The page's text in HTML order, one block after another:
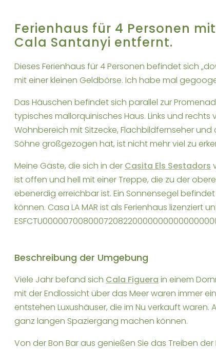
Ferienhaus für 4 Personen
Cala Santanyi entfernt.
Dieses Ferienhaus für 4 Personen befindet sich
mit einer kleinen Geldbörse. Ich habe mal
Das Häuschen befindet sich parallel zur
typisches mallorquinisches Haus. Links und
Wohnbereich mit Sitzecke, Flachbildfernseher
Söhne großgezogen hat, ist nicht mehr viel zu
Meine Gäste, die sich in der Casita Els Sestadors
ist offen und hell mit einer Treppe, die zu der
ebenerdig erreichbar ist. Ein Sonnensegel
können. Casa LA MAR ist als Ferienhaus lizenziert
Beschreibung der Umgebung
Viele Jahr befand sich Cala Figuera in einem
mit der Endlossicht über das Meer waren immer
entstehen Luxushäuser, die im Nu verkauft
ganz langen Spaziergang machen können.
Von der Bon Bar aus genießen Sie das Treiben